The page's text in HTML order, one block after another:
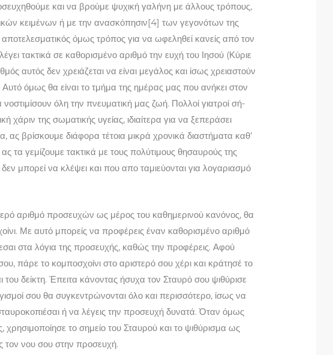
και να βρούμε ψυχική γαλήνη με άλλους τρόπους,
κειμένων ή με την ανασκόπησιν[4] των γεγονότων της
όμως τρόπος για να ωφεληθεί κανείς από τον
τακτικά σε καθορισμένο αριθμό την ευχή του Ιησού (Κύριε
αυτός δεν χρειάζεται να είναι μεγάλος και ίσως χρειαστούν
όμως θα είναι το τμήμα της ημέρας μας που ανήκει στον
νοστιμίσουν όλη την πνευματική μας ζωή. Πολλοί γιατροί σή­
χάριν της σωματικής υγείας, ιδιαίτερα για να ξεπεράσει
ας βρίσκουμε διάφορα τέτοια μικρά χρονικά διαστήματα καθ’
τα γεμίζουμε τα­κτικά με τους πολύτιμους θησαυρούς της
μπο­ρεί να κλέψει και που απο ταμιεύονται για λογαριασμό
αριθμό προσευχών ως μέρος του καθημε­ρινού κανόνος, θα
Με αυτό μπορείς να προφέ­ρεις έναν καθορισμένο αριθμό
στα λόγια της προσευχής, καθώς την προφέρεις. Αφού
πάρε το κομποσχοίνι στο αριστερό σου χέρι και κράτησέ το
του δείκτη. Έπειτα κάνοντας ήσυχα τον Σταυρό σου ψιθύρισε
σου θα συγκε­ντρώνονται όλο και περισσότερο, ίσως να
ή να λέγεις την προσευχή δυνατά. Όταν όμως
χρησιμοποίησε το σημείο του Σταυρού και το ψιθύρισμα ως
νου σου στην προσευχή.